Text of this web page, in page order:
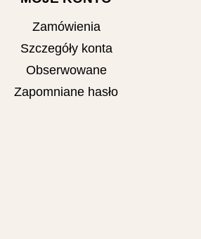
Zamówienia
Szczegóły konta
Obserwowane
Zapomniane hasło